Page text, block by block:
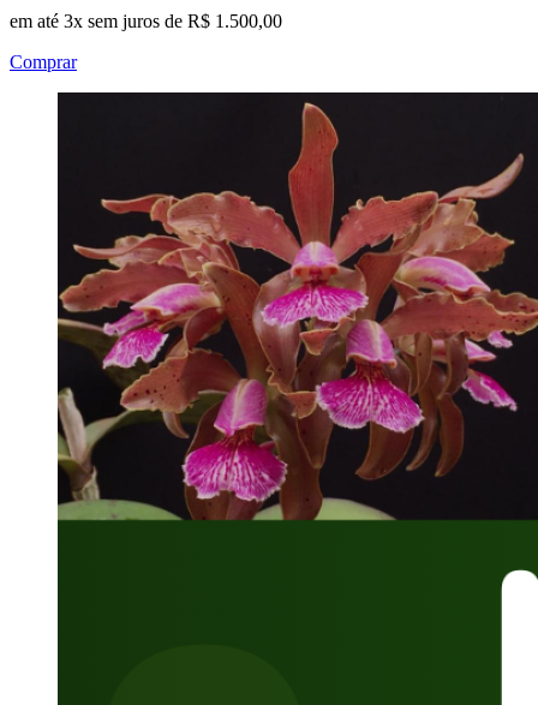
em até 3x sem juros de R$ 1.500,00
Comprar